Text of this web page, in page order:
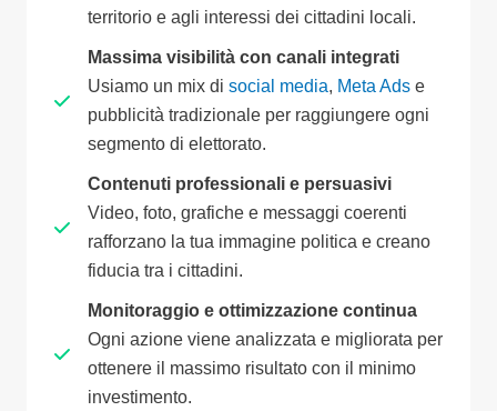
territorio e agli interessi dei cittadini locali.
Massima visibilità con canali integrati
Usiamo un mix di social media, Meta Ads e
pubblicità tradizionale per raggiungere ogni
segmento di elettorato.
Contenuti professionali e persuasivi
Video, foto, grafiche e messaggi coerenti
rafforzano la tua immagine politica e creano
fiducia tra i cittadini.
Monitoraggio e ottimizzazione continua
Ogni azione viene analizzata e migliorata per
ottenere il massimo risultato con il minimo
investimento.